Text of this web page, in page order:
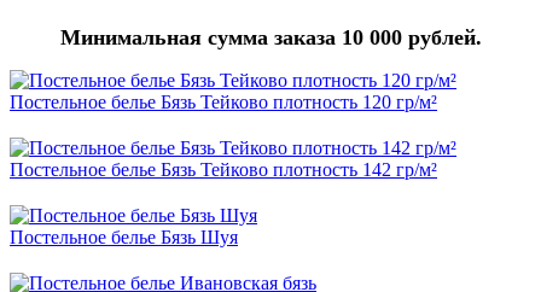
Минимальная сумма заказа 10 000 рублей.
Постельное белье Бязь Тейково плотность 120 гр/м²
Постельное белье Бязь Тейково плотность 142 гр/м²
Постельное белье Бязь Шуя